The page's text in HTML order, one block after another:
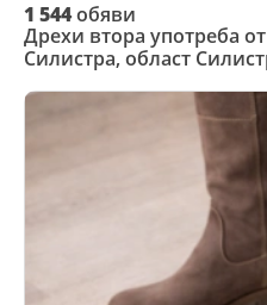
1 544обяви
Дрехи втора употреба от
Силистра, област